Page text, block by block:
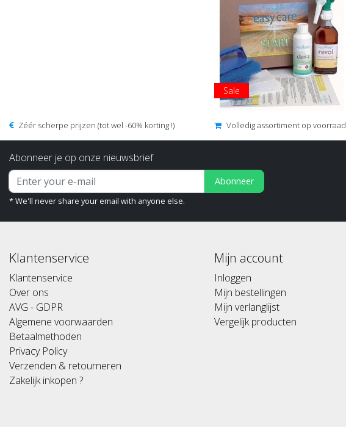
Sale
Zéér scherpe prijzen (tot wel -60% korting !) Volledig assortiment op voorraad
Abonneer je op onze nieuwsbrief
Abonneer
* We'll never share your email with anyone else.
Klantenservice
Klantenservice
Over ons
AVG - GDPR
Algemene voorwaarden
Betaalmethoden
Privacy Policy
Verzenden & retourneren
Zakelijk inkopen ?
Mijn account
Inloggen
Mijn bestellingen
Mijn verlanglijst
Vergelijk producten